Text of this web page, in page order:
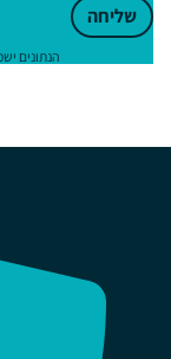
שליחה
הנתונים